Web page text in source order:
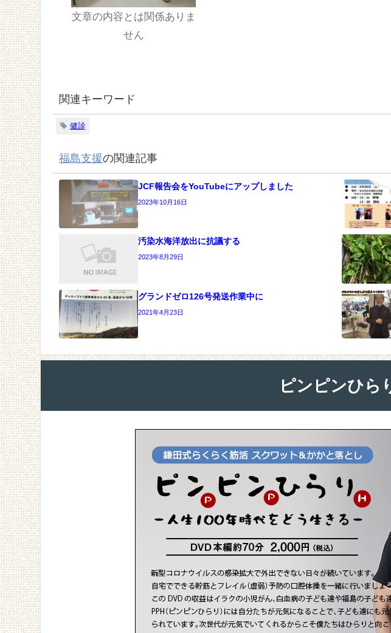
文章の内容とは関係ありま
せん
関連キーワード
健診
福島支援の関連記事
JCF報告会をYouTubeにアップしました
2023年10月16日
汚染水海洋放出に抗議する
2023年8月29日
グランドゼロ126号発送作業中に
2021年4月23日
ピンピンひら